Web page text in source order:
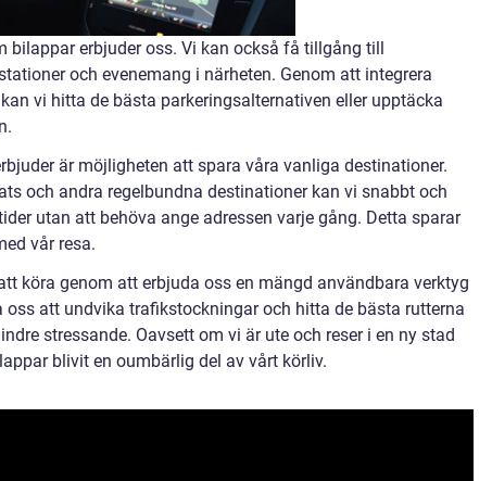
erbjuder oss. Vi kan också få tillgång till
och evenemang i närheten. Genom att integrera
vi hitta de bästa parkeringsalternativen eller upptäcka
är möjligheten att spara våra vanliga destinationer.
och andra regelbundna destinationer kan vi snabbt och
utan att behöva ange adressen varje gång. Detta sparar
vår resa.
köra genom att erbjuda oss en mängd användbara verktyg
att undvika trafikstockningar och hitta de bästa rutterna
stressande. Oavsett om vi är ute och reser i en ny stad
blivit en oumbärlig del av vårt körliv.